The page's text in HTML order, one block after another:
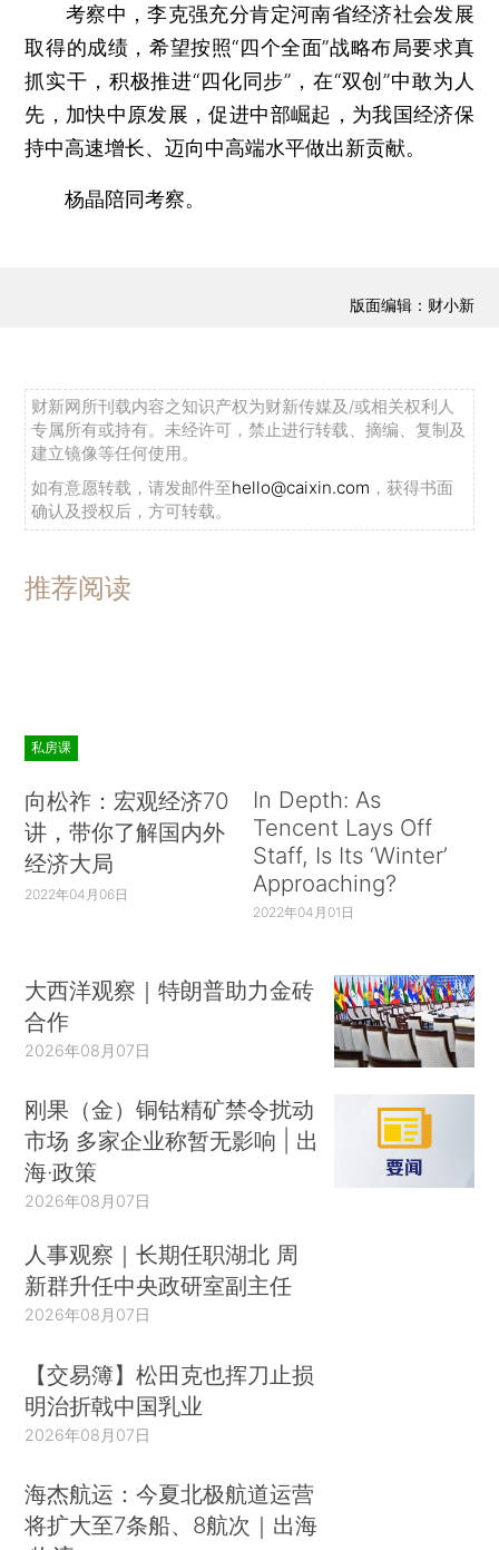
考察中，李克强充分肯定河南省经济社会发展
取得的成绩，希望按照“四个全面”战略布局要求真
抓实干，积极推进“四化同步”，在“双创”中敢为人
先，加快中原发展，促进中部崛起，为我国经济保
持中高速增长、迈向中高端水平做出新贡献。
杨晶陪同考察。
版面编辑：财小新
财新网所刊载内容之知识产权为财新传媒及/或相关权利人
专属所有或持有。未经许可，禁止进行转载、摘编、复制及
建立镜像等任何使用。
如有意愿转载，请发邮件至hello@caixin.com ，获得书面
确认及授权后，方可转载。
推荐阅读
私房课
向松祚：宏观经济70
讲，带你了解国内外
经济大局
2022年04月06日
In Depth: As
Tencent Lays Off
Staff, Is Its ‘Winter’
Approaching?
2022年04月01日
大西洋观察｜特朗普助力金砖
合作
2026年08月07日
刚果（金）铜钴精矿禁令扰动
市场 多家企业称暂无影响 | 出
海·政策
2026年08月07日
人事观察｜长期任职湖北 周
新群升任中央政研室副主任
2026年08月07日
【交易簿】松田克也挥刀止损
明治折戟中国乳业
2026年08月07日
海杰航运：今夏北极航道运营
将扩大至7条船、8航次｜出海